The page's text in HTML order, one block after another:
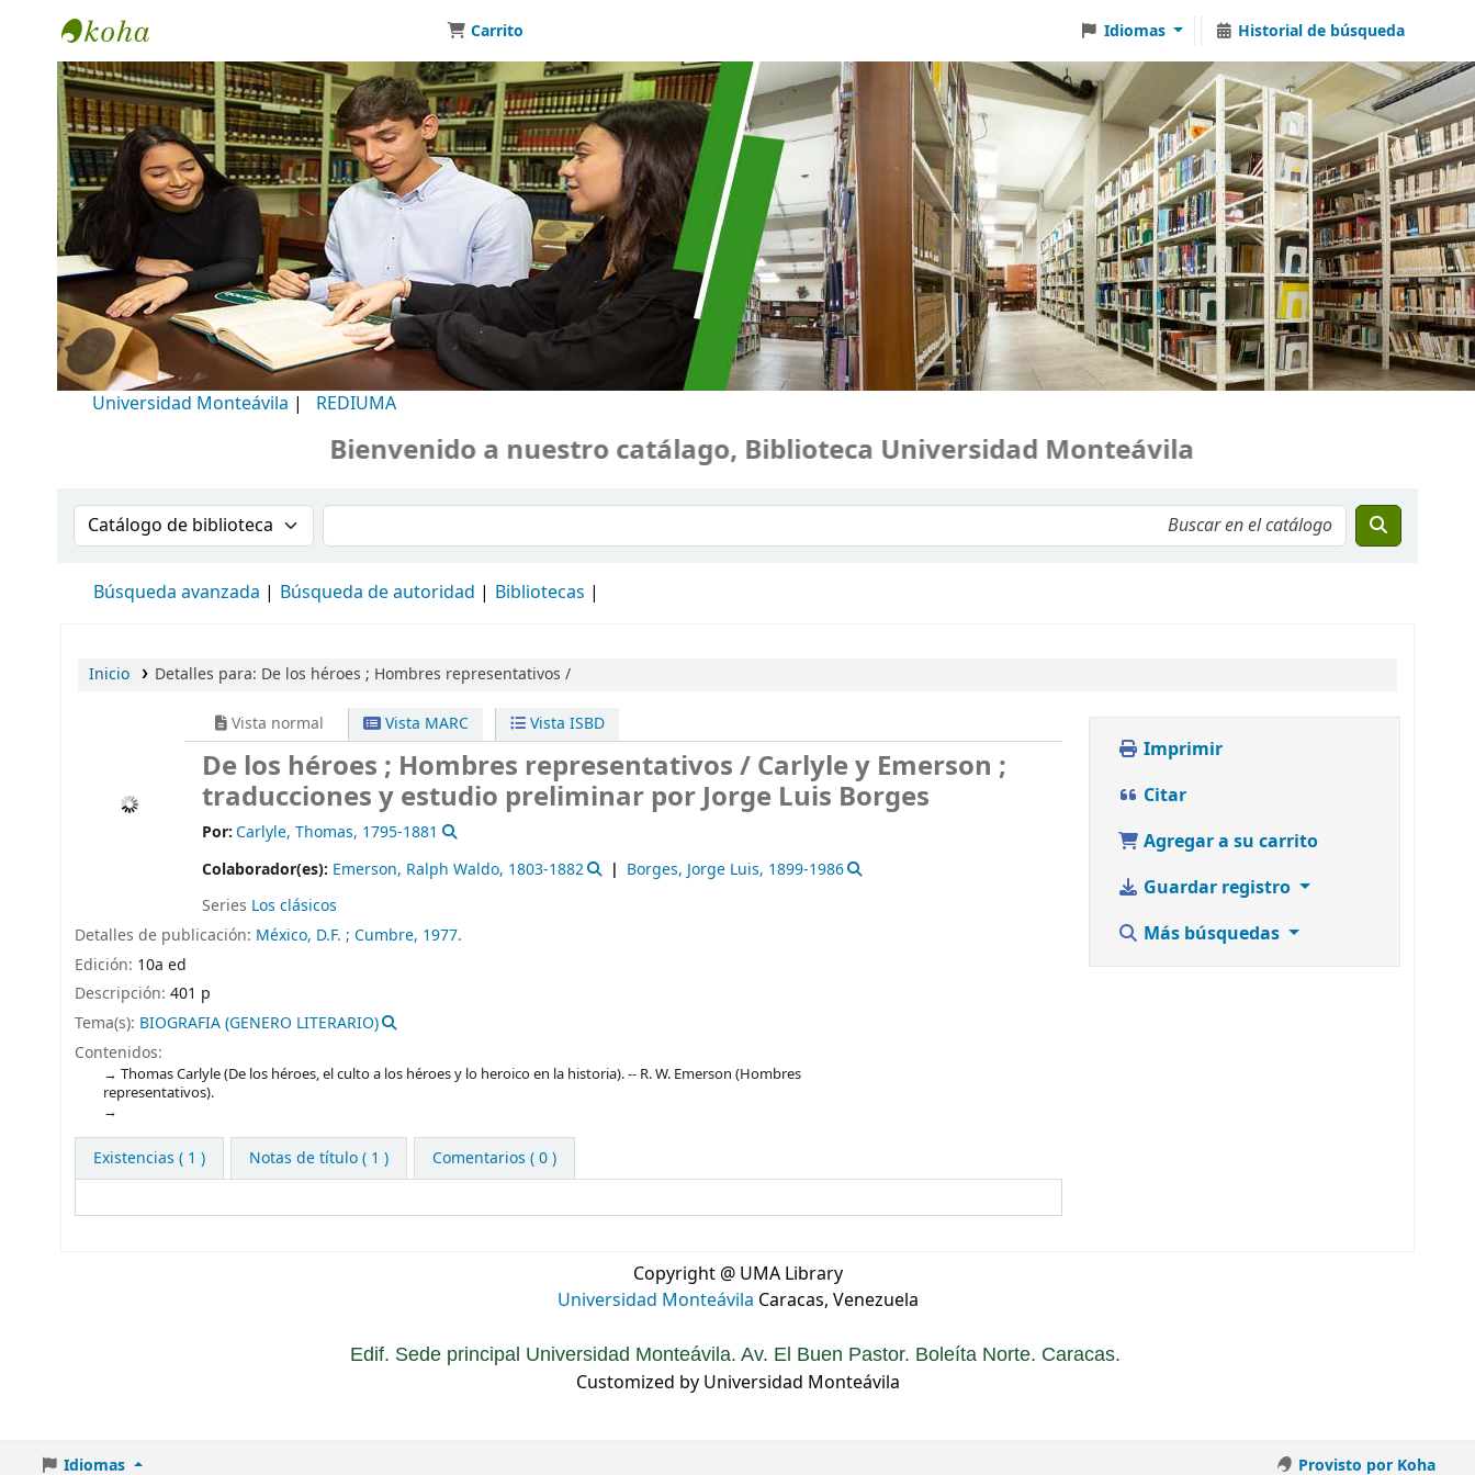
Biblioteca Universidad Monteávila
Carrito Idiomas Historial de búsqueda
Universidad Monteávila | REDIUMA
Bienvenido a nuestro catálago, Biblioteca Universidad Monteávila
Buscar en el catálogo por:Buscar en el catálogo
Búsqueda avanzada Búsqueda de autoridad Bibliotecas
Inicio Detalles para: De los héroes ; Hombres representativos /
Vista normal Vista MARC Vista ISBD
De los héroes ; Hombres representativos /Carlyle y Emerson ;
traducciones y estudio preliminar por Jorge Luis Borges
Por:Carlyle, Thomas, 1795-1881
Colaborador(es): Emerson, Ralph Waldo, 1803-1882 Borges, Jorge Luis, 1899-1986
Series Los clásicos
Detalles de publicación: México, D.F. ; Cumbre, 1977.
Edición: 10a ed
Descripción: 401 p
Tema(s): BIOGRAFIA (GENERO LITERARIO)
Contenidos:
Thomas Carlyle (De los héroes, el culto a los héroes y lo heroico en la historia). -- R. W. Emerson (Hombres
representativos).
Existencias ( 1 ) Notas de título ( 1 ) Comentarios ( 0 )
Imprimir
Citar
Agregar a su carrito
Guardar registro
Más búsquedas
Copyright @ UMA Library
Universidad Monteávila Caracas, Venezuela
Edif. Sede principal Universidad Monteávila. Av. El Buen Pastor. Boleíta Norte. Caracas.
Customized by Universidad Monteávila
Idiomas Provisto por Koha